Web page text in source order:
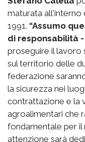
maturata all'interno
1991. “Assumo
di responsabilità
proseguire il lavoro
sul territorio delle
federazione
la sicurezza nei
contrattazione e la
agroalimentari che
fondamentale per
attenzione sarà